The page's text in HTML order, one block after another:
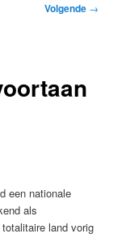
Volgende →
een nationale
als
land vorig